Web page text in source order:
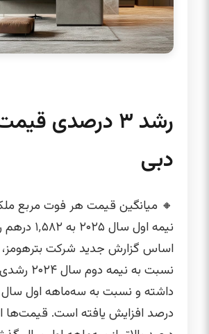
رشد ۳ درصدی
دبی
🔸 میانگین قیمت هر فوت مربع
نیمه اول سال
اساس گزارش جدید شرکت بترهومز،